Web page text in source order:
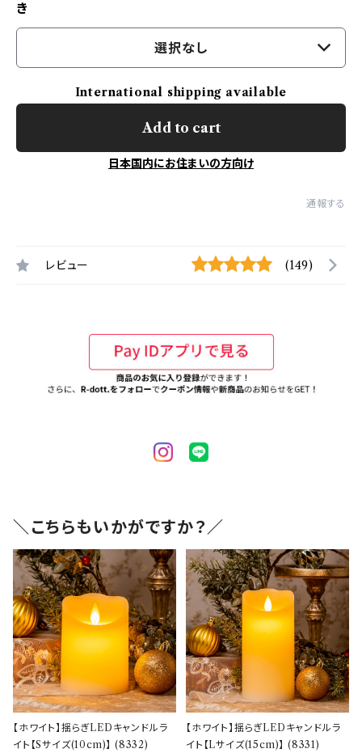
き
選択なし
International shipping available
Add to cart
日本国内にお住まいの方向け
通報する
レビュー (149)
＼こちらもいかがですか？／
【ホワイト】揺らぎLEDキャンドルラ
イト【Sサイズ(10cm)】 (8332)
【ホワイト】揺らぎLEDキャンドルラ
イト【Lサイズ(15cm)】 (8331)